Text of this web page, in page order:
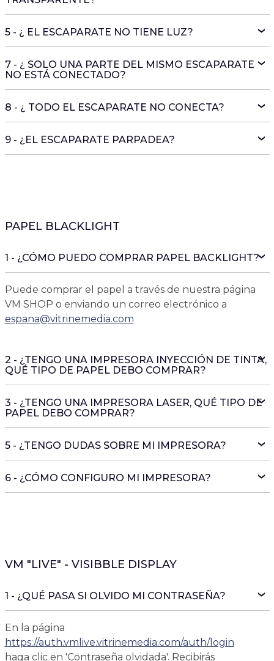
5 - ¿ EL ESCAPARATE NO TIENE LUZ?
7 - ¿ SOLO UNA PARTE DEL MISMO ESCAPARATE
NO ESTÁ CONECTADO?
8 - ¿ TODO EL ESCAPARATE NO CONECTA?
9 - ¿EL ESCAPARATE PARPADEA?
PAPEL BLACKLIGHT
1 - ¿CÓMO PUEDO COMPRAR PAPEL BACKLIGHT?
Puede comprar el papel a través de nuestra página
VM SHOP o enviando un correo electrónico a
espana@vitrinemedia.com
2 - ¿TENGO UNA IMPRESORA INYECCIÓN DE TINTA,
QUÉ TIPO DE PAPEL DEBO COMPRAR?
3 - ¿TENGO UNA IMPRESORA LASER, QUÉ TIPO DE
PAPEL DEBO COMPRAR?
5 - ¿TENGO DUDAS SOBRE MI IMPRESORA?
6 - ¿CÓMO CONFIGURO MI IMPRESORA?
VM "LIVE" - VISIBBLE DISPLAY
1 - ¿QUÉ PASA SI OLVIDO MI CONTRASEÑA?
En la página
https://auth.vmlive.vitrinemedia.com/auth/login
haga clic en 'Contraseña olvidada'. Recibirás